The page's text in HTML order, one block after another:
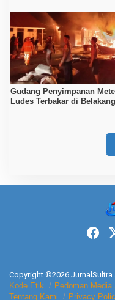
Gudang Penyimpanan Mete
Ludes Terbakar di Belakang
Copyright ©2026 JurnalSultra
Kode Etik
Pedoman Media
Tentang Kami
Privacy